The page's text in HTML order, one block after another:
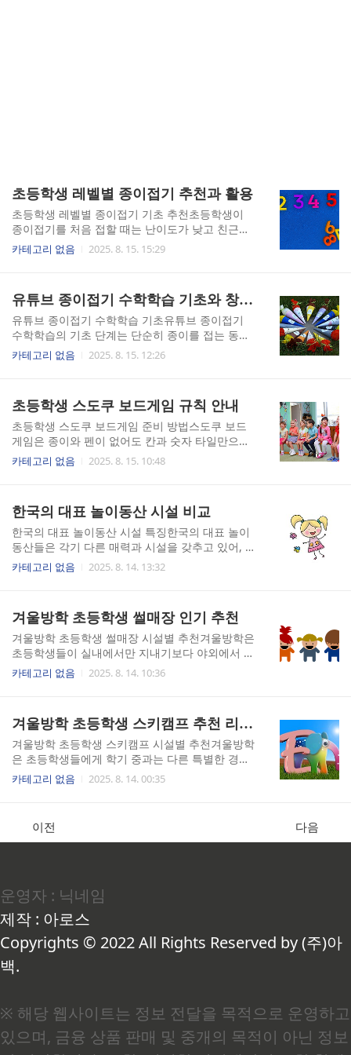
초등학생 레벨별 종이접기 추천과 활용
초등학생 레벨별 종이접기 기초 추천초등학생이
종이접기를 처음 접할 때는 난이도가 낮고 친근한
주제를 선택하는 것이 중요합니다. 기초 단계의 종
이접기는 주로 간단한 동물, 꽃, 배, 모자와 같이 직
감을 느낄 수 있도록 하기 위해서는 한 번에 완성할
수 있는 작품 위주로 구성하는 것이 좋습니다. 특히
유튜브에는 기초 종이접기 튜토리얼 영상이 많이
있으며, 각 단계별로 손동작을 천천히 보여주는 영
상이 학습에 효과적입니다.기초 단계에서는 색종
공간 감각과 색채 감각을 동시에 기를 수 있습니다.
예를 들어, 기본 학습용 ..
카테고리 없음 2025. 8. 15. 15:29
유튜브 종이접기 수학학습 기초와 창의력
유튜브 종이접기 수학학습 기초유튜브 종이접기
수학학습의 기초 단계는 단순히 종이를 접는 동작
을 넘어서, 그 안에 숨어 있는 수학적 개념을 인식
하는 것에서 시작됩니다. 종이접기는 평면 종이를
도, 비율, 분할과 같은 기초 수학 개념이 자연스럽
게 포함됩니다. 특히 초등학생이 처음 종이접기를
시작할 때는 난이도를 조절해 주는 것이 중요합니
다. 접는 단계가 너무 많으면 집중력이 흐트러질 수
있으므로, 5~10단계 내외의 간단한 모형(배, 모자,
수 있기 때문에 이해도가 높아집니다. 화면에 보이
는 손동작과 종이의 변화를 직접..
카테고리 없음 2025. 8. 15. 12:26
초등학생 스도쿠 보드게임 규칙 안내
초등학생 스도쿠 보드게임 준비 방법스도쿠 보드
게임은 종이와 펜이 없어도 칸과 숫자 타일만으로
즐길 수 있는 두뇌 놀이입니다. 초등학생이 즐기기
위해서는 난이도가 적절하고 규칙이 단순하게 정
자 타일 또는 카드, 퍼즐 문제지가 포함되어 있습니
다. 준비 과정은 간단하지만, 아이들이 처음 접할
경우엔 기본적인 게임 목표와 구성 요소를 먼저 설
명해주는 것이 필요합니다. 초등학생이 즐기는 스
도쿠는 처음에는 4×4나 6×6 크기의 미니 스도쿠부
쿠는 숫자 1~4만 사용하며, 각 가로줄, 세로줄, 작
은 사각형(2×2)에..
카테고리 없음 2025. 8. 15. 10:48
한국의 대표 놀이동산 시설 비교
한국의 대표 놀이동산 시설 특징한국의 대표 놀이
동산들은 각기 다른 매력과 시설을 갖추고 있어, 방
문 목적과 취향에 따라 선택의 폭이 넓습니다. 가장
대표적인 놀이동산으로는 롯데월드, 에버랜드, 서
운영 시즌, 그리고 놀이기구 종류에 따라 차별화된
특징을 지니고 있습니다. 롯데월드는 도심 속 대형
테마파크로, 실내와 실외 공간이 모두 운영되어 날
씨에 구애받지 않고 방문할 수 있는 장점이 있습니
다. 특히 실내 공간인 ‘어드벤처’는 세계 최대 규모
사계절 테마 존, 대규모 동물원과 사파리, 그리고
스릴 넘치는 어트..
카테고리 없음 2025. 8. 14. 13:32
겨울방학 초등학생 썰매장 인기 추천
겨울방학 초등학생 썰매장 시설별 추천겨울방학은
초등학생들이 실내에서만 지내기보다 야외에서 눈
을 만지고 겨울의 즐거움을 직접 느낄 수 있는 절호
의 시기입니다. 그중 썰매장은 비교적 안전하면서
들이 장소입니다. 시설별 추천을 위해 고려해야 할
첫 번째 요소는 슬로프의 크기와 난이도입니다. 초
등학생의 연령과 체격, 그리고 썰매 경험 여부에 따
라 초급, 중급, 고급 슬로프가 구분되어 있는 곳을
선택하는 것이 좋습니다. 서울과 수도권 인근의 대
원 눈썰매장, 하남 스타필드 윈터 파크 등이 있습니
다. 잠실 종합운동장은 도심 속에..
카테고리 없음 2025. 8. 14. 10:36
겨울방학 초등학생 스키캠프 추천 리스트
겨울방학 초등학생 스키캠프 시설별 추천겨울방학
은 초등학생들에게 학기 중과는 다른 특별한 경험
을 제공할 수 있는 절호의 기회입니다. 특히 스키캠
프는 체력과 기술을 동시에 기를 수 있는 인기 프로
다. 캠프를 선택할 때는 우선 시설을 꼼꼼히 살펴보
는 것이 중요합니다. 스키 슬로프의 길이와 난이도,
안전 장비의 상태와 응급 대처 시스템, 그리고 전문
강사진의 경력 여부가 필수 요소입니다. 국내에서
잘 알려진 시설형 스키캠프장으로는 강원도의 용
평 리조트, 평창 휘닉스파크, 홍천 비발디파크, 무
주 덕유산리조트 등이 있습..
카테고리 없음 2025. 8. 14. 00:35
이전 다음
운영자 : 닉네임
제작 : 아로스
Copyrights © 2022 All Rights Reserved by (주)아
백.
※ 해당 웹사이트는 정보 전달을 목적으로 운영하고
있으며, 금융 상품 판매 및 중개의 목적이 아닌 정보